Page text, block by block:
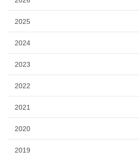
2025
2024
2023
2022
2021
2020
2019